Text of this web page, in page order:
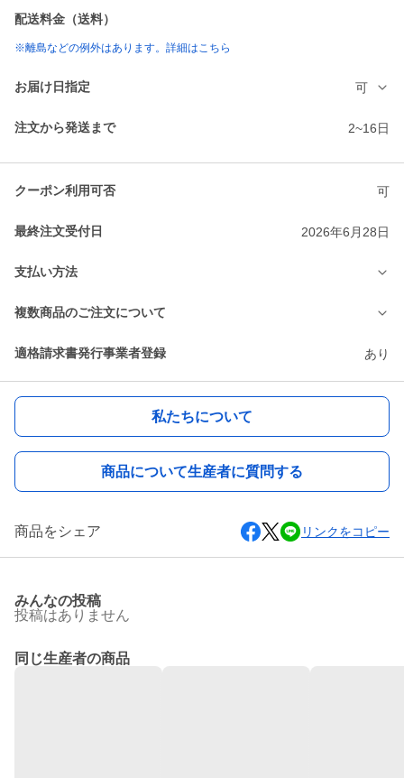
配送料金（送料）
※離島などの例外はあります。詳細はこちら
お届け日指定 可
注文から発送まで 2~16日
クーポン利用可否 可
最終注文受付日 2026年6月28日
支払い方法
複数商品のご注文について
適格請求書発行事業者登録 あり
私たちについて
商品について生産者に質問する
商品をシェア リンクをコピー
みんなの投稿
投稿はありません
同じ生産者の商品